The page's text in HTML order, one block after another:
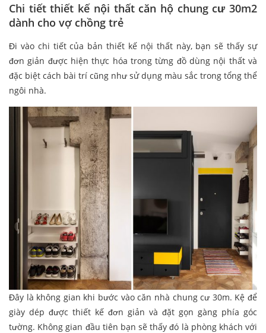
Chi tiết thiết kế nội thất căn hộ chung cư 30m2
dành cho vợ chồng trẻ
Đi vào chi tiết của bản thiết kế nội thất này, bạn sẽ thấy sự
đơn giản được hiện thực hóa trong từng đồ dùng nội thất và
đặc biệt cách bài trí cũng như sử dụng màu sắc trong tổng thể
ngôi nhà.
Đây là không gian khi bước vào căn nhà chung cư 30m. Kệ để
giày dép được thiết kế đơn giản và đặt gọn gàng phía góc
tường. Không gian đầu tiên bạn sẽ thấy đó là phòng khách với